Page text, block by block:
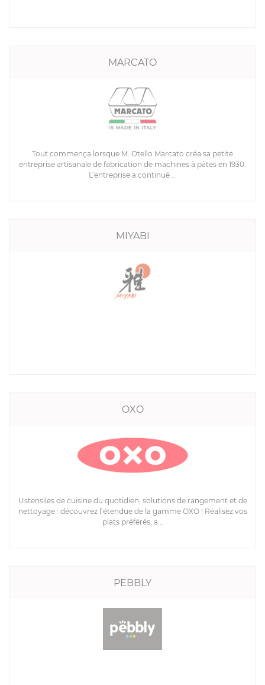
MARCATO
Tout commença lorsque M. Otello Marcato créa sa petite
entreprise artisanale de fabrication de machines à pâtes en 1930.
L’entreprise a continué ...
MIYABI
OXO
Ustensiles de cuisine du quotidien, solutions de rangement et de
nettoyage : découvrez l’étendue de la gamme OXO ! Réalisez vos
plats préférés, a...
PEBBLY